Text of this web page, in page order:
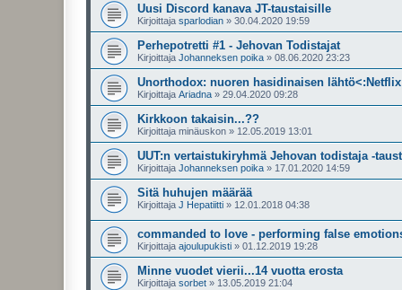
Uusi Discord kanava JT-taustaisille
Kirjoittaja sparlodian » 30.04.2020 19:59
Perhepotretti #1 - Jehovan Todistajat
Kirjoittaja Johanneksen poika » 08.06.2020 23:23
Unorthodox: nuoren hasidinaisen lähtö<:Netflix
Kirjoittaja Ariadna » 29.04.2020 09:28
Kirkkoon takaisin...??
Kirjoittaja minäuskon » 12.05.2019 13:01
UUT:n vertaistukiryhmä Jehovan todistaja -
Kirjoittaja Johanneksen poika » 17.01.2020 14:59
Sitä huhujen määrää
Kirjoittaja J Hepatiitti » 12.01.2018 04:38
commanded to love - performing false
Kirjoittaja ajoulupukisti » 01.12.2019 19:28
Minne vuodet vierii...14 vuotta erosta
Kirjoittaja sorbet » 13.05.2019 21:04